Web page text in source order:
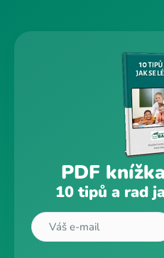
PDF
10 tipů a rad